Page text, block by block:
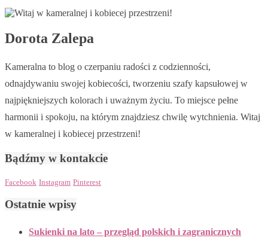
Dorota Zalepa
Kameralna to blog o czerpaniu radości z codzienności,
odnajdywaniu swojej kobiecości, tworzeniu szafy kapsułowej w
najpiękniejszych kolorach i uważnym życiu. To miejsce pełne
harmonii i spokoju, na którym znajdziesz chwilę wytchnienia. Witaj
w kameralnej i kobiecej przestrzeni!
Bądźmy w kontakcie
Facebook Instagram Pinterest
Ostatnie wpisy
Sukienki na lato – przegląd polskich i zagranicznych